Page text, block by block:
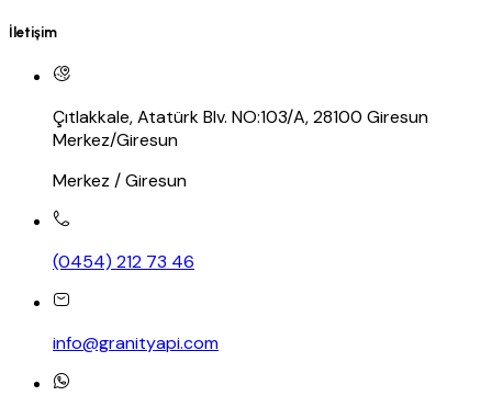
İletişim
Çıtlakkale, Atatürk Blv. NO:103/A, 28100 Giresun
Merkez/Giresun
Merkez / Giresun
(0454) 212 73 46
info@granityapi.com